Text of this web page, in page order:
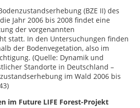
(BZE II) des
Jahr 2006 bis 2008 findet eine
der vorgenannten
statt. In den Untersuchungen finden
der Bodenvegetation, also im
(Quelle: Dynamik und
Standorte in Deutschland –
im Wald 2006 bis
im Future LIFE Forest-Projekt